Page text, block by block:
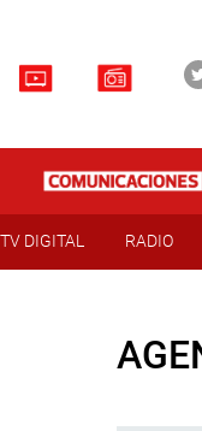
TV DIGITAL RADIO